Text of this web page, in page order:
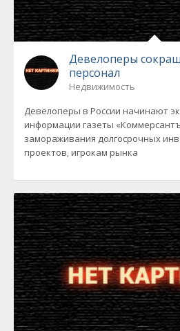
Девелоперы
персонал
Недвижимость
Девелоперы в России начинают
информации газеты
замораживания долгосрочных
проектов, игрокам рынка